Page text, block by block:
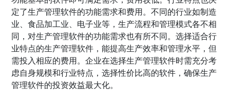
定了生产管理软件的功能需求和费用。不同的行业如制造
业、食品加工业、电子业等，生产流程和管理模式各不相
同，对生产管理软件的功能需求也有所不同。选择适合行
业特点的生产管理软件，能提高生产效率和管理水平，但
需投入相应的费用。企业在选择生产管理软件时需充分考
虑自身规模和行业特点，选择性价比高的软件，确保生产
管理软件的投资效益最大化。